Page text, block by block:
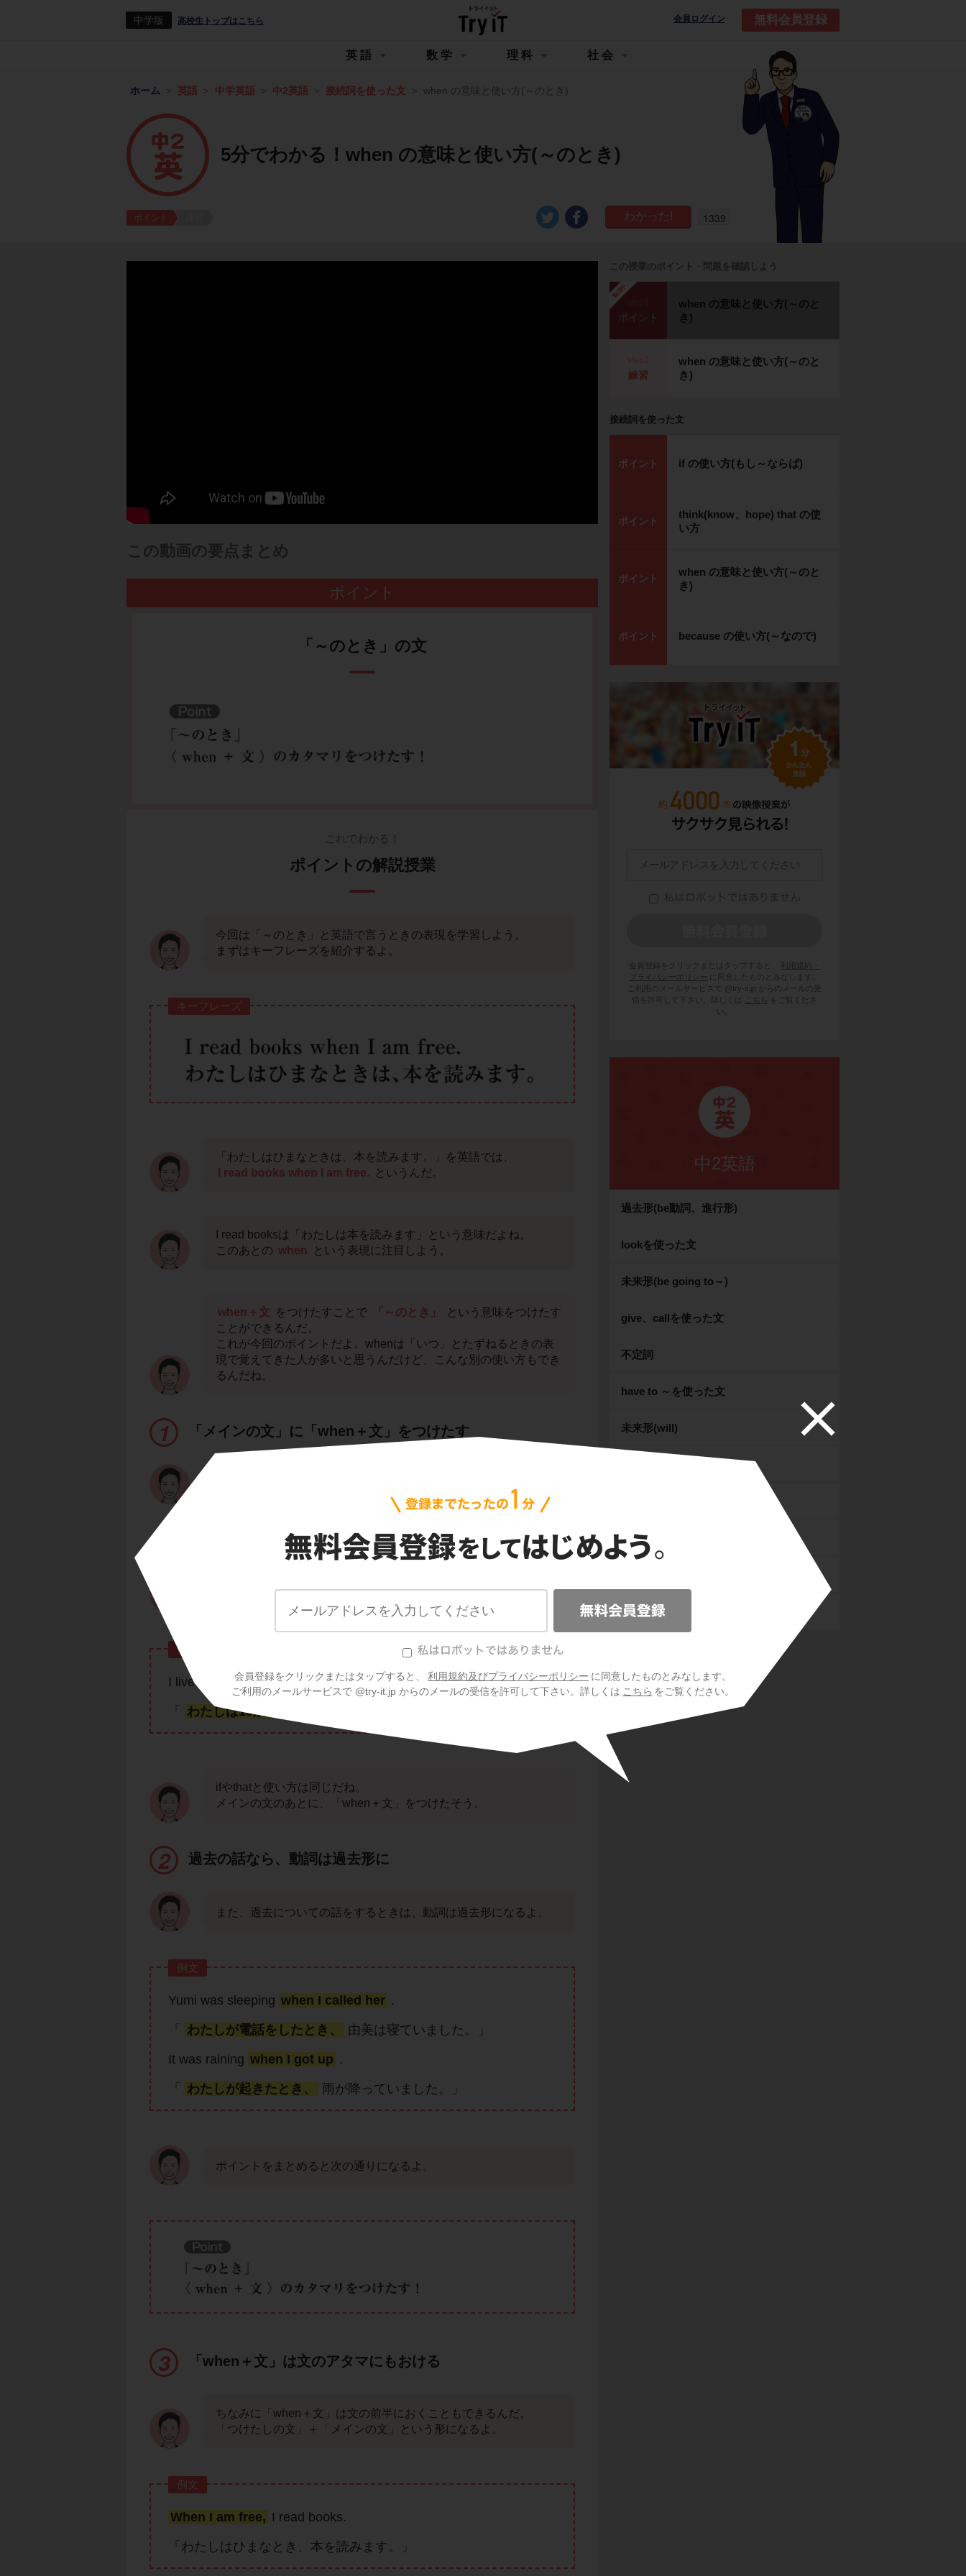
中学版 高校生トップはこちら 会員ログイン 無料会員登録
会員登録をクリックまたはタップすると、 利用規約及びプライバシーポリシー に同意したものとみなします。
ご利用のメールサービスで @try-it.jp からのメールの受信を許可して下さい。詳しくは こちら をご覧ください。
英語 数学 理科 社会
ホーム 英語 中学英語 中2英語 接続詞を使った文 when の意味と使い方(～のとき)
5分でわかる！when の意味と使い方(～のとき)
ポイント 1339
この動画の要点まとめ
ポイント
「～のとき」の文
これでわかる！
ポイントの解説授業
今回は「～のとき」と英語で言うときの表現を学習しよう。
まずはキーフレーズを紹介するよ。
キーフレーズ
「わたしはひまなときは、本を読みます。」を英語では、
I read books when I am free.
というんだ。
I read booksは「わたしは本を読みます」という意味だよね。
このあとの when という表現に注目しよう。
when＋文 をつけたすことで 「～のとき」
という意味をつけたす
ことができるんだ。
これが今回のポイントだよ。whenは「いつ」とたずねるときの表
現で覚えてきた人が多いと思うんだけど、こんな別の使い方もでき
るんだね。
「メインの文」に「when＋文」をつけたす
I lived in Osakaは「わたしは大阪に住んでいました。」という意味
にするんだ。
例文
I lived in Osakawhen I was ten .
わたしは10歳のとき
ifやthatと使い方は同じだね。
メインの文のあとに、「when＋文」をつけたそう。
過去の話なら、動詞は過去形に
また、過去についての話をするときは、動詞は過去形になるよ。
例文
Yumi was sleeping when I called her .
わたしが電話をしたとき、 由美は寝ていました。」
It was raining when I got up .
わたしが起きたとき、 雨が降っていました。」
ポイントをまとめると次の通りになるよ。
「when＋文」は文のアタマにもおける
ちなみに「when＋文」は文の前半におくこともできるんだ。
「つけたしの文」＋「メインの文」という形になるよ。
例文
When I am free, I read books.
「わたしはひまなとき、本を読みます。」
この授業のポイント・問題を確認しよう
勉強中
when の意味と使い方(～のと
き)
練習
when の意味と使い方(～のと
き)
接続詞を使った文
ポイント if の使い方(もし～ならば)
ポイント
think(know、hope) that の使
い方
ポイント
when の意味と使い方(～のと
き)
ポイント because の使い方(～なので)
会員登録をクリックまたはタップすると、
利用規約・
プライバシーポリシー
に同意したものとみなします。
ご利用のメールサービスで @try-it.jp からのメールの受
信を許可して下さい。詳しくは
こちら
をご覧くださ
い。
中2英語
過去形(be動詞、進行形)
lookを使った文
未来形(be going to～)
give、callを使った文
不定詞
have to ～を使った文
未来形(will)
動名詞
Can I(you) ～?を使った文